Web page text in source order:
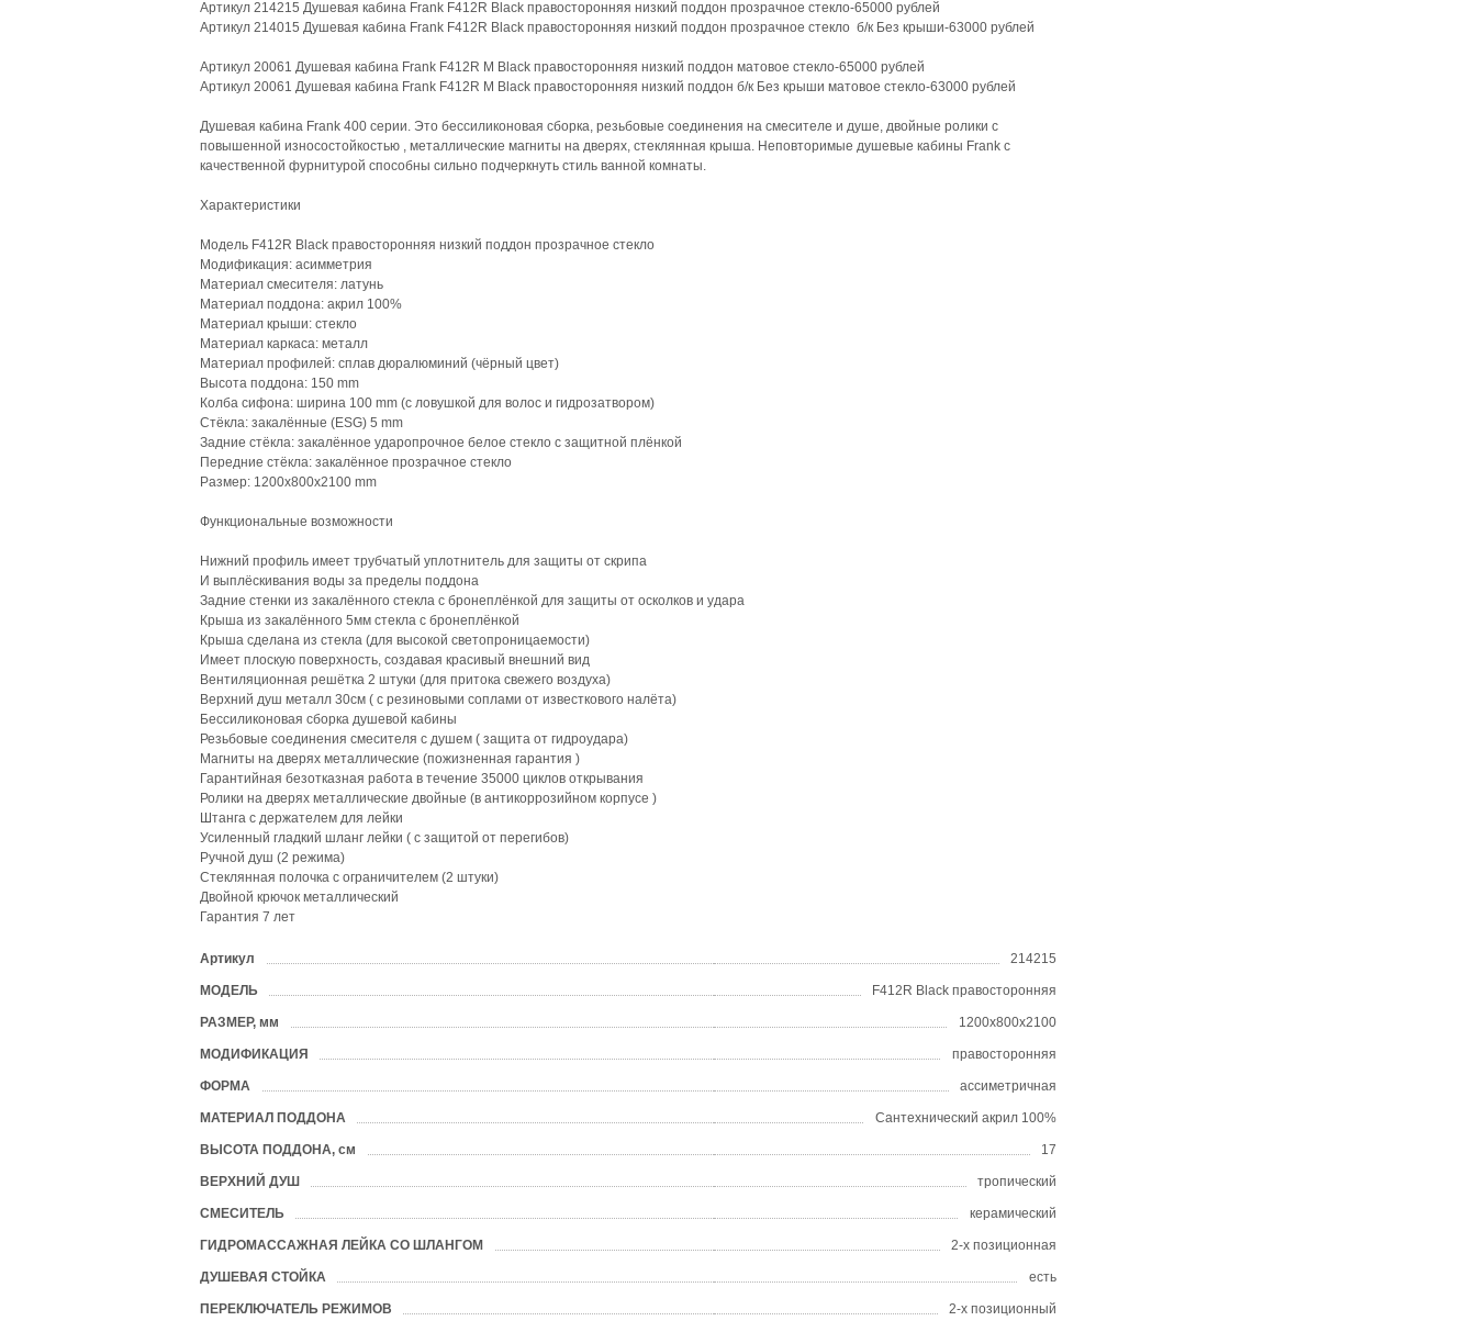
Артикул 214215 Душевая кабина Frank F412R Black правосторонняя низкий поддон прозрачное стекло-65000 рублей
Артикул 214015 Душевая кабина Frank F412R Black правосторонняя низкий поддон прозрачное стекло б/к Без крыши-63000 рублей
Артикул 20061 Душевая кабина Frank F412R М Black правосторонняя низкий поддон матовое стекло-65000 рублей
Артикул 20061 Душевая кабина Frank F412R М Black правосторонняя низкий поддон б/к Без крыши матовое стекло-63000 рублей
Душевая кабина Frank 400 серии. Это бессиликоновая сборка, резьбовые соединения на смесителе и душе, двойные ролики с
повышенной износостойкостью , металлические магниты на дверях, стеклянная крыша. Неповторимые душевые кабины Frank с
качественной фурнитурой способны сильно подчеркнуть стиль ванной комнаты.
Характеристики
Модель F412R Black правосторонняя низкий поддон прозрачное стекло
Модификация: асимметрия
Материал смесителя: латунь
Материал поддона: акрил 100%
Материал крыши: стекло
Материал каркаса: металл
Материал профилей: сплав дюралюминий (чёрный цвет)
Высота поддона: 150 mm
Колба сифона: ширина 100 mm (с ловушкой для волос и гидрозатвором)
Стёкла: закалённые (ESG) 5 mm
Задние стёкла: закалённое ударопрочное белое стекло с защитной плёнкой
Передние стёкла: закалённое прозрачное стекло
Размер: 1200х800х2100 mm
Функциональные возможности
Нижний профиль имеет трубчатый уплотнитель для защиты от скрипа
И выплёскивания воды за пределы поддона
Задние стенки из закалённого стекла с бронеплёнкой для защиты от осколков и удара
Крыша из закалённого 5мм стекла с бронеплёнкой
Крыша сделана из стекла (для высокой светопроницаемости)
Имеет плоскую поверхность, создавая красивый внешний вид
Вентиляционная решётка 2 штуки (для притока свежего воздуха)
Верхний душ металл 30см ( с резиновыми соплами от известкового налёта)
Бессиликоновая сборка душевой кабины
Резьбовые соединения смесителя с душем ( защита от гидроудара)
Магниты на дверях металлические (пожизненная гарантия )
Гарантийная безотказная работа в течение 35000 циклов открывания
Ролики на дверях металлические двойные (в антикоррозийном корпусе )
Штанга с держателем для лейки
Усиленный гладкий шланг лейки ( с защитой от перегибов)
Ручной душ (2 режима)
Стеклянная полочка с ограничителем (2 штуки)
Двойной крючок металлический
Гарантия 7 лет
Артикул 214215
МОДЕЛЬ F412R Black правосторонняя
РАЗМЕР, мм 1200х800х2100
МОДИФИКАЦИЯ правосторонняя
ФОРМА ассиметричная
МАТЕРИАЛ ПОДДОНА Сантехнический акрил 100%
ВЫСОТА ПОДДОНА, см 17
ВЕРХНИЙ ДУШ тропический
СМЕСИТЕЛЬ керамический
ГИДРОМАССАЖНАЯ ЛЕЙКА СО ШЛАНГОМ 2-х позиционная
ДУШЕВАЯ СТОЙКА есть
ПЕРЕКЛЮЧАТЕЛЬ РЕЖИМОВ 2-х позиционный